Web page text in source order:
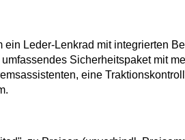
Leder-Lenkrad mit integrierten
Sicherheitspaket mit
eine